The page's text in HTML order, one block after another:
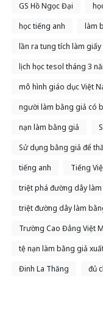
GS Hồ Ngọc Đại
học tiếng anh
làm
lần ra tung tích làm
lịch học tesol tháng 3
mô hình giáo dục Việt
người làm bằng giả có
nạn làm bằng giả
Sử dụng bằng giả để
tiếng anh
Tiếng
triệt phá đường dây
triệt đường dây làm
Trường Cao Đẳng Việt
tệ nạn làm bằng giả
Đinh La Thăng
đủ